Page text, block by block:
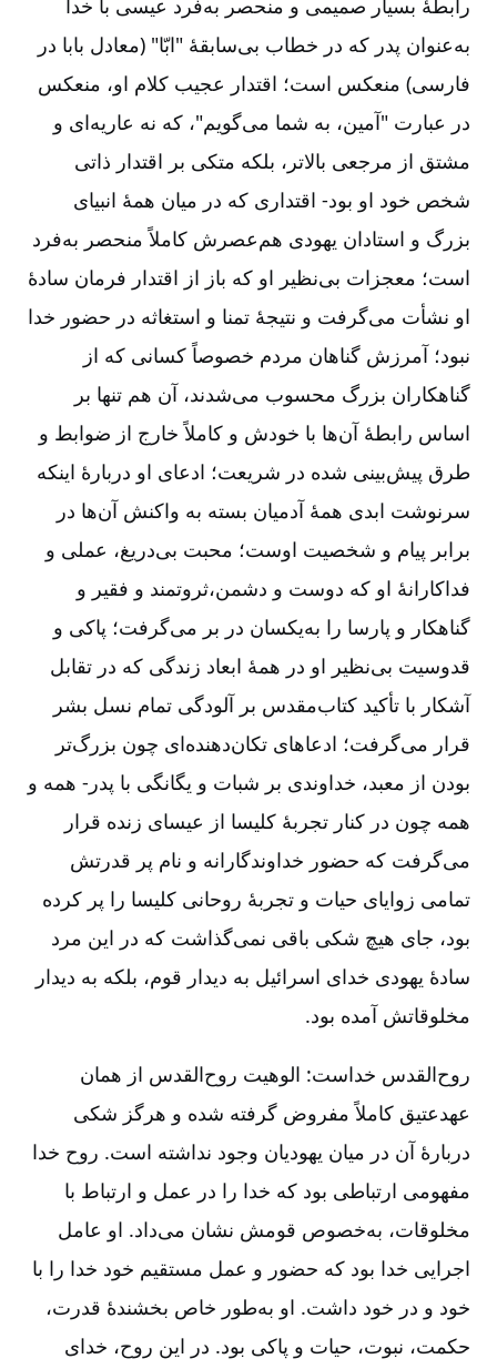
رابطۀ بسیار صمیمی و منحصر به‌فرد عیسی با خدا
به‌‌عنوان پدر که در خطاب بی‌سابقۀ "ابّا" (معادل بابا در
فارسی) منعکس است؛ اقتدار عجیب کلام او، منعکس
در عبارت "آمین، به شما می‌گویم"، که نه عاریه‌ای و
مشتق از مرجعی بالاتر، بلکه متکی بر اقتدار ذاتی
شخص خود او بود- اقتداری که در میان همۀ انبیای
بزرگ و استادان یهودی هم‌عصرش کاملاً منحصر به‌‌فرد
است؛ معجزات بی‌نظیر او که باز از اقتدار فرمان سادۀ
او نشأت می‌گرفت و نتیجۀ تمنا و استغاثه در حضور خدا
نبود؛ آمرزش گناهان مردم خصوصاً کسانی که از
گناهکاران بزرگ محسوب می‌شدند، آن ‌هم تنها بر
اساس رابطۀ آن‌ها با خودش و کاملاً خارج از ضوابط و
طرق پیش‌بینی شده در شریعت؛ ادعای او دربارۀ اینکه
سرنوشت ابدی همۀ آدمیان بسته به واکنش آن‌ها در
برابر پیام و شخصیت اوست؛ محبت بی‌دریغ، عملی و
فداکارانۀ او که دوست و دشمن،ثروتمند و فقیر و
گناهکار و پارسا را به‌یکسان در بر می‌گرفت؛ پاکی و
قدوسیت بی‌نظیر او در همۀ ابعاد زندگی که در تقابل
آشکار با تأکید کتاب‌مقدس بر آلودگی تمام نسل بشر
قرار می‌گرفت؛ ادعاهای تکان‌دهنده‌ای چون بزرگ‌تر
بودن از معبد، خداوندی بر شبات و یگانگی با پدر- همه و
همه چون در کنار تجربۀ کلیسا از عیسای زنده قرار
می‌گرفت که حضور خداوندگارانه‌ و نام پر قدرتش
تمامی زوایای حیات و تجربۀ روحانی کلیسا را پر کرده
بود، جای هیچ شکی باقی نمی‌گذاشت که در این مرد
سادۀ یهودی خدای اسرائیل به دیدار قوم، بلکه به دیدار
مخلوقاتش آمده بود.
روح‌‌القدس خداست: الوهیت روح‌القدس از همان
عهد‌عتیق کاملاً مفروض گرفته شده و هرگز شکی
دربارۀ آن در میان یهودیان وجود نداشته است. روح خدا
مفهومی ارتباطی بود که خدا را در عمل و ارتباط با
مخلوقات، به‌خصوص قومش نشان می‌داد. او عامل
اجرایی خدا بود که حضور و عمل مستقیم خود خدا را با
خود و در خود داشت. او به‌‌طور خاص بخشندۀ قدرت،
حکمت، نبوت، حیات و پاکی بود. در این روح، خدای